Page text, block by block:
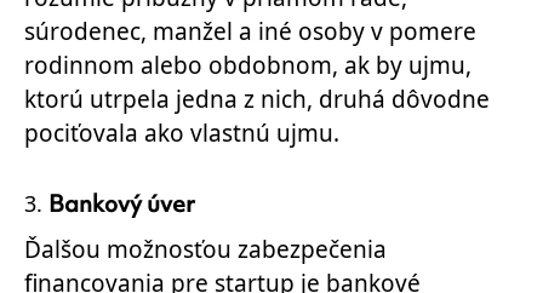
súrodenec, manžel a iné osoby v pomere
rodinnom alebo obdobnom, ak by ujmu,
ktorú utrpela jedna z nich, druhá dôvodne
pociťovala ako vlastnú ujmu.
Bankový úver
Ďalšou možnosťou zabezpečenia
financovania pre startup je bankové